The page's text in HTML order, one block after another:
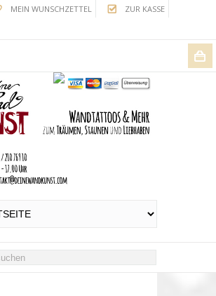
MEIN WUNSCHZETTEL
ZUR KASSE